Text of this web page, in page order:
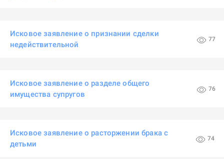
Исковое заявление о признании сделки
недействительной
77
Исковое заявление о разделе общего
имущества супругов
76
Исковое заявление о расторжении брака с
детьми
74